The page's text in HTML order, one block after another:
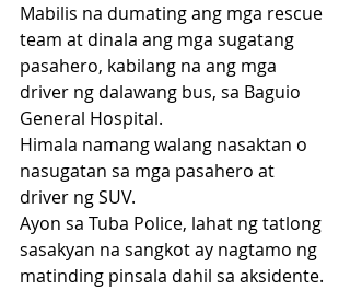
Mabilis na dumating ang mga rescue
team at dinala ang mga sugatang
pasahero, kabilang na ang mga
driver ng dalawang bus, sa Baguio
General Hospital.
Himala namang walang nasaktan o
nasugatan sa mga pasahero at
driver ng SUV.
Ayon sa Tuba Police, lahat ng tatlong
sasakyan na sangkot ay nagtamo ng
matinding pinsala dahil sa aksidente.